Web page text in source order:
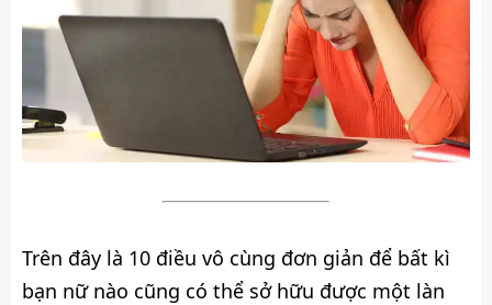
Trên đây là 10 điều vô cùng đơn giản để bất kì
bạn nữ nào cũng có thể sở hữu được một làn